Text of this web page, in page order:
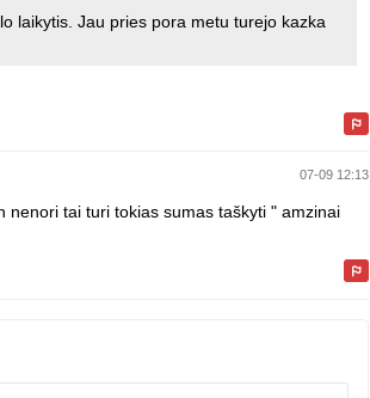
laikytis. Jau pries pora metu turejo kazka
07-09 12:13
tai turi tokias sumas taškyti " amzinai